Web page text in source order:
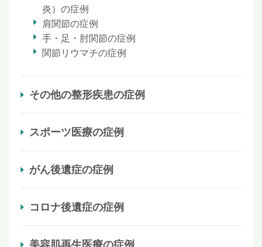
炎）の症例
肩関節の症例
手・足・肘関節の症例
関節リウマチの症例
その他の整形疾患の症例
スポーツ医療の症例
がん後遺症の症例
コロナ後遺症の症例
美容肌再生医療の症例